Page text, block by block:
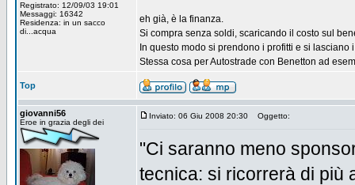
Registrato: 12/09/03 19:01
Messaggi: 16342
Residenza: in un sacco
di...acqua
eh già, è la finanza.
Si compra senza soldi, scaricando il costo sul
In questo modo si prendono i profitti e si lasciano
Stessa cosa per Autostrade con Benetton ad
Top
giovanni56
Eroe in grazia degli dei
Inviato: 06 Giu 2008 20:30 Oggetto:
"Ci saranno meno
tecnica: si ricorrerà di più